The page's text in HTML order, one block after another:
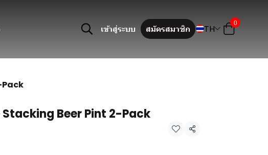
เข้าสู่ระบบ สมัครสมาชิก TH
0
Beer Pint 2-Pack
แชร์